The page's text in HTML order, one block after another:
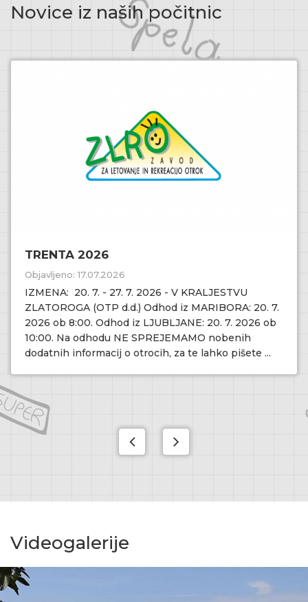
Novice iz naših počitnic
TRENTA 2026
Objavljeno: 17.07.2026
IZMENA: 20. 7. - 27. 7. 2026 - V KRALJESTVU
ZLATOROGA (OTP d.d.) Odhod iz MARIBORA: 20. 7.
2026 ob 8:00. Odhod iz LJUBLJANE: 20. 7. 2026 ob
10:00. Na odhodu NE SPREJEMAMO nobenih
dodatnih informacij o otrocih, za te lahko pišete ...
Videogalerije